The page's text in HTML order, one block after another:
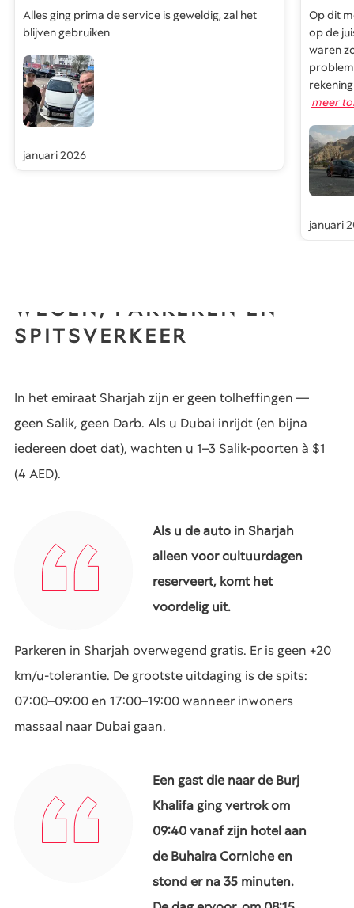
Alles ging prima de service is geweldig, zal het
blijven gebruiken
januari 2026
Op dit
op de
waren
meer
januari
WEGEN, PARKEREN EN
SPITSVERKEER
In het emiraat Sharjah zijn er geen tolheffingen —
geen Salik, geen Darb. Als u Dubai inrijdt (en bijna
iedereen doet dat), wachten u 1–3 Salik-poorten à $1
(4 AED).
Als u de auto in Sharjah
alleen voor cultuurdagen
reserveert, komt het
voordelig uit.
Parkeren in Sharjah overwegend gratis. Er is geen +20
km/u-tolerantie. De grootste uitdaging is de spits:
07:00–09:00 en 17:00–19:00 wanneer inwoners
massaal naar Dubai gaan.
Een gast die naar de Burj
Khalifa ging vertrok om
09:40 vanaf zijn hotel aan
de Buhaira Corniche en
stond er na 35 minuten.